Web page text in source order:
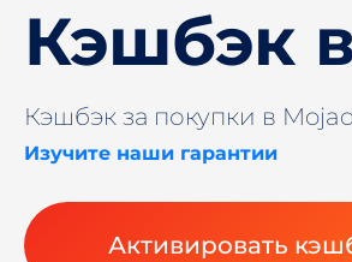
Кэшбэк
Кэшбэк за покупки в
Изучите наши гарантии
Активировать